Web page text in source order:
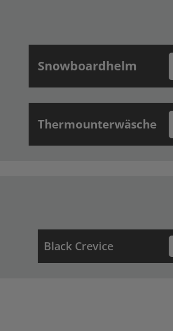
Snowboardhelm
Thermounterwäsche
Black Crevice